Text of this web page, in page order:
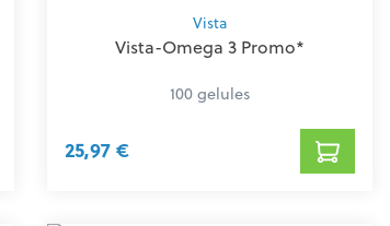
Vista
Vista-Omega 3 Promo*
100 gelules
25,97 €